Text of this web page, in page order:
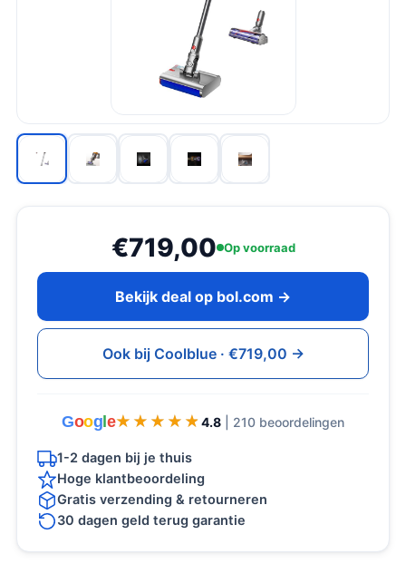
€719,00 Op voorraad
Bekijk deal op bol.com →
Ook bij Coolblue · €719,00 →
Goog e★★★★★
★★★★★ 4.8 | 210 beoordelingen
1-2 dagen bij je thuis
Hoge klantbeoordeling
Gratis verzending & retourneren
30 dagen geld terug garantie